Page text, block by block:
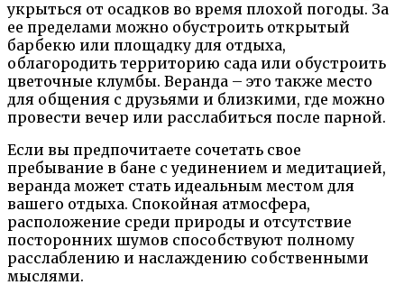
укрыться от осадков во время плохой погоды. За
ее пределами можно обустроить открытый
барбекю или площадку для отдыха,
облагородить территорию сада или обустроить
цветочные клумбы. Веранда – это также место
для общения с друзьями и близкими, где можно
провести вечер или расслабиться после парной.
Если вы предпочитаете сочетать свое
пребывание в бане с уединением и медитацией,
веранда может стать идеальным местом для
вашего отдыха. Спокойная атмосфера,
расположение среди природы и отсутствие
посторонних шумов способствуют полному
расслаблению и наслаждению собственными
мыслями.